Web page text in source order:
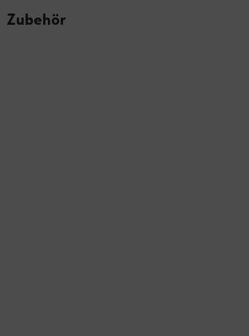
Zubehör